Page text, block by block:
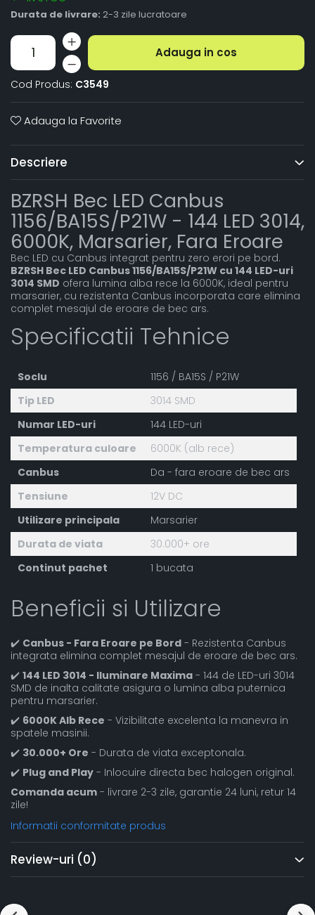
Durata de livrare: 2-3 zile lucratoare
Adauga in cos
Cod Produs: C3549
Adauga la Favorite
Descriere
BZRSH Bec LED Canbus
1156/BA15S/P21W - 144 LED 3014,
6000K, Marsarier, Fara Eroare
Bec LED cu Canbus integrat pentru zero erori pe bord.
BZRSH Bec LED Canbus 1156/BA15S/P21W cu 144 LED-uri
3014 SMD ofera lumina alba rece la 6000K, ideal pentru
marsarier, cu rezistenta Canbus incorporata care elimina
complet mesajul de eroare de bec ars.
Specificatii Tehnice
Soclu
1156 / BA15S / P21W
Tip LED
3014 SMD
Numar LED-uri
144 LED-uri
Temperatura culoare
6000K (alb rece)
Canbus
Da - fara eroare de bec ars
Tensiune
12V DC
Utilizare principala
Marsarier
Durata de viata
30.000+ ore
Continut pachet
1 bucata
Beneficii si Utilizare
✔️ Canbus - Fara Eroare pe Bord - Rezistenta Canbus
integrata elimina complet mesajul de eroare de bec ars.
✔️ 144 LED 3014 - Iluminare Maxima - 144 de LED-uri 3014
SMD de inalta calitate asigura o lumina alba puternica
pentru marsarier.
✔️ 6000K Alb Rece - Vizibilitate excelenta la manevra in
spatele masinii.
✔️ 30.000+ Ore - Durata de viata exceptonala.
✔️ Plug and Play - Inlocuire directa bec halogen original.
Comanda acum - livrare 2-3 zile, garantie 24 luni, retur 14
zile!
Informatii conformitate produs
Review-uri (0)